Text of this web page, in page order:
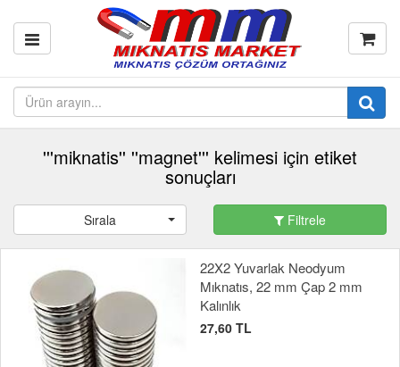
'''miknatis'' ''magnet''' kelimesi için etiket
sonuçları
Sırala Filtrele
22X2 Yuvarlak Neodyum
Mıknatıs, 22 mm Çap 2 mm
Kalınlık
27,60 TL